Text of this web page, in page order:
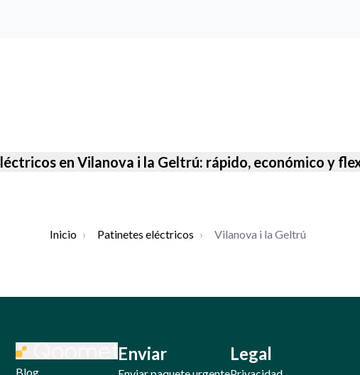
en Vilanova i la Geltrú: rápido, económico y
Inicio › Patinetes eléctricos › Vilanova i la Geltrú
Blog
Enviar Legal